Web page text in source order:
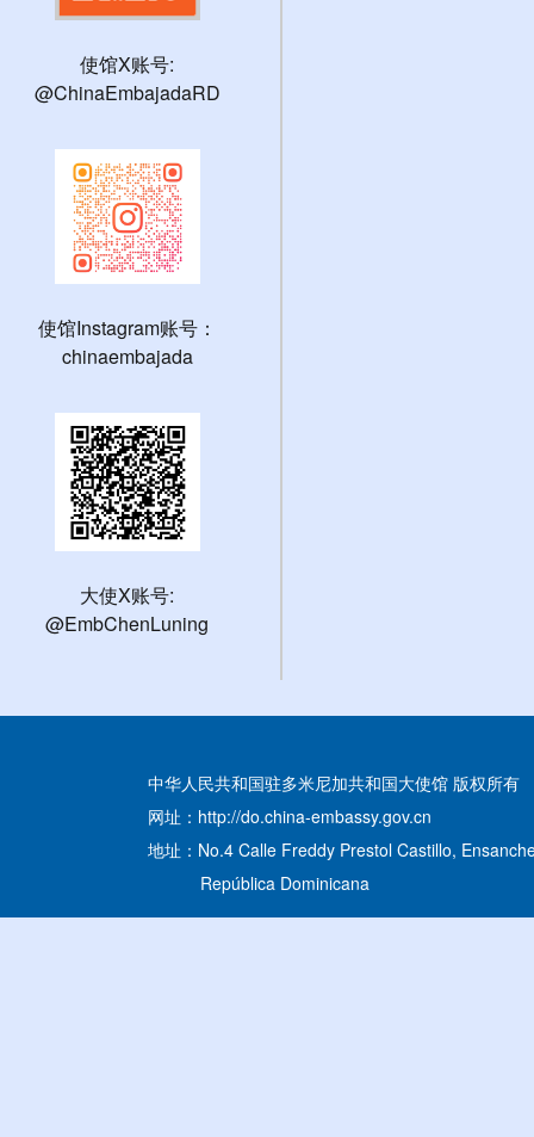
使馆X账号:
@ChinaEmbajadaRD
使馆Instagram账号：
chinaembajada
大使X账号:
@EmbChenLuning
中华人民共和国驻多米尼加共和国大使馆 版权所有
网址：http://do.china-embassy.gov.cn
地址：No.4 Calle Freddy Prestol Castillo,
República Dominicana